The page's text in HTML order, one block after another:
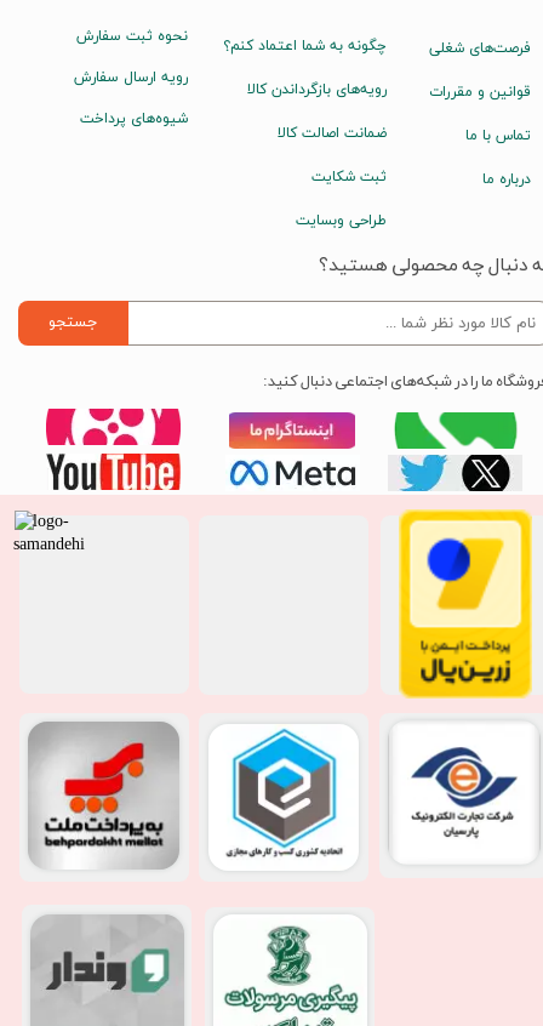
نحوه ثبت سفارش
رویه ارسال سفارش
شیوه‌های پرداخت
چگونه به شما اعتماد کنم؟
رویه‌های بازگرداندن کالا
ضمانت اصالت کالا
ثبت شکایت
طراحی وبسایت
فرصت‌های شغلی
قوانین و مقررات
تماس با ما
درباره ما
دنبال چه محصولی هستید؟
جستجو
ما را در شبکه‌های اجتماعی دنبال کنید: